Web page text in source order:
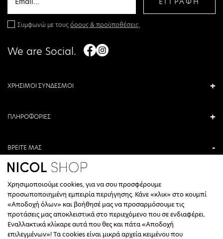
Συμφωνώ με τουςόρους & προϋποθέσεις.
We are Social.
ΧΡΗΣΙΜΟΙ ΣΥΝΔΕΣΜΟΙ
ΠΛΗΡΟΦΟΡΙΕΣ
ΒΡΕΙΤΕ ΜΑΣ
ΑΝΤΩΝΙΟΥ ΚΑΜΑΡΑ 3, ΒΕΡΟΙΑ, ΕΛΛΑΔΑ
+30 23310 76336
ΩΡΑΡΙΟ ΤΗΛΕΦΩΝΙΚΟΥ ΚΕΝΤΡΟΥ
ΔΕΥΤΕΡΑ, ΤΕΤΑΡΤΗ: 09:00 - 14:30
ΤΡΙΤΗ, ΠΕΜΠΤΗ, ΠΑΡΑΣΚΕΥΗ: 09:30 - 14:00 & 17:30 - 21:00
Χρησιμοποιούμε cookies, για να σου προσφέρουμε
προσωποποιημένη εμπειρία περιήγησης. Κάνε «κλικ» στο κουμπί
«Αποδοχή όλων» και βοήθησέ μας να προσαρμόσουμε τις
προτάσεις μας αποκλειστικά στο περιεχόμενο που σε ενδιαφέρει.
Εναλλακτικά κλίκαρε αυτά που θες και πάτα «Αποδοχή
επιλεγμένων»! Τα cookies είναι μικρά αρχεία κειμένου που